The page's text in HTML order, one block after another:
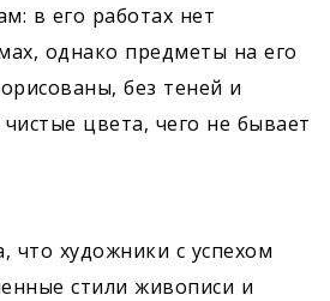
в его работах нет
однако предметы на его
без теней и
цвета, чего не бывает
что художники с успехом
стили живописи и